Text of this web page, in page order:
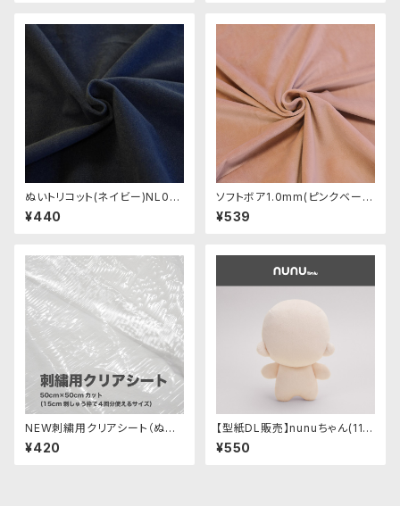
ぬいトリコット(ネイビー)NL00
8 ぬいぐるみ用薄手パイル生地
20cm
¥440
ソフトボア1.0mm(ピンクベージ
ュ)SSB109 ぬいぐるみ用短毛
ボア生地 20cm
¥539
NEW刺繍用クリアシート（ぬい
ぐるみ生地に刺繍する際に）
¥420
【型紙DL販売】nunuちゃん(11c
¥550